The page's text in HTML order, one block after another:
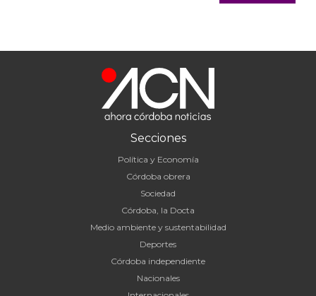
Secciones
Política y Economía
Córdoba obrera
Sociedad
Córdoba, la Docta
Medio ambiente y sustentabilidad
Deportes
Córdoba independiente
Nacionales